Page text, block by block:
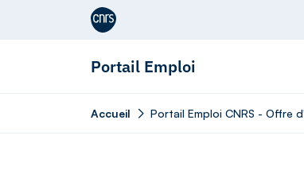
Aller au contenu
Portail Emploi
Accueil Portail Emploi CNRS - Offre